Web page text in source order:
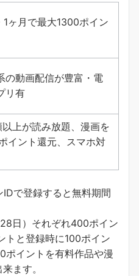
1ヶ月で最大1300ポイン
の動画配信が豊富・電
リ有
上が読み放題、漫画を
イント還元、スマホ対
で登録すると無料期間
日）それぞれ400ポイン
トと登録時に100ポイン
ポイントを有料作品や漫
ます。